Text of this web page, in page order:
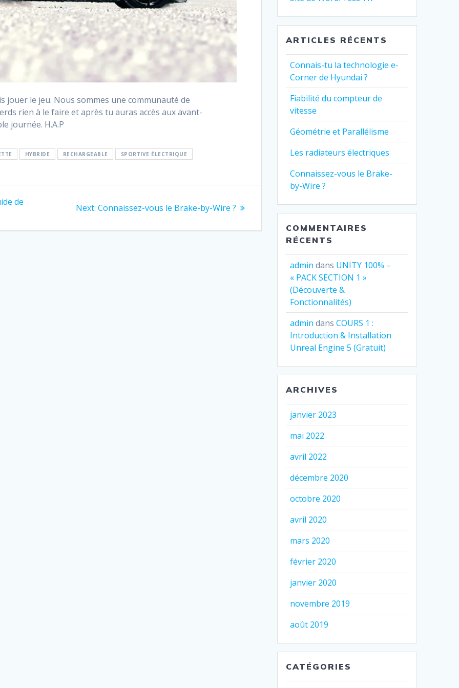
jouer le jeu. Nous sommes une communauté de
rien à le faire et après tu auras accès aux avant-
journée. H.A.P
HYBRIDE RECHARGEABLE SPORTIVE ÉLECTRIQUE
de
Next: Next
Connaissez-vous le Brake-by-Wire ?
ARTICLES RÉCENTS
Connais-tu la technologie e-
Corner de Hyundai ?
Fiabilité du compteur de
vitesse
Géométrie et Parallélisme
Les radiateurs électriques
Connaissez-vous le Brake-
by-Wire ?
COMMENTAIRES
RÉCENTS
admin dans UNITY 100% –
« PACK SECTION 1 »
(Découverte &
Fonctionnalités)
admin dansCOURS 1 :
Introduction & Installation
Unreal Engine 5 (Gratuit)
ARCHIVES
janvier 2023
mai 2022
avril 2022
décembre 2020
octobre 2020
avril 2020
mars 2020
février 2020
janvier 2020
novembre 2019
août 2019
CATÉGORIES